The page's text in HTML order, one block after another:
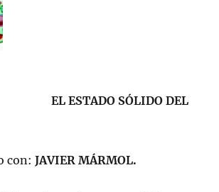
EL ESTADO SÓLIDO DEL
con:JAVIER MÁRMOL.